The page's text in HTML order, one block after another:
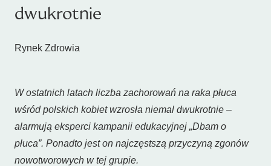
dwukrotnie
Rynek Zdrowia
W ostatnich latach liczba zachorowań na raka płuca
wśród polskich kobiet wzrosła niemal dwukrotnie –
alarmują eksperci kampanii edukacyjnej „Dbam o
płuca”. Ponadto jest on najczęstszą przyczyną zgonów
nowotworowych w tej grupie.